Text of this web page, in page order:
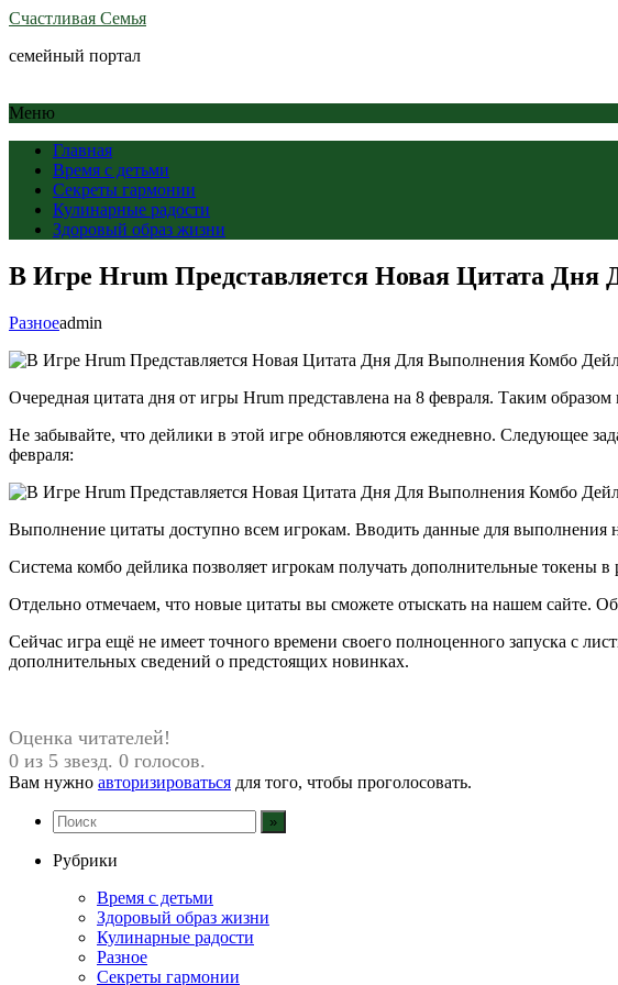
Счастливая Семья
семейный портал
Меню
Главная
Время с детьми
Секреты гармонии
Кулинарные радости
Здоровый образ жизни
В Игре Hrum Представляется Новая Цитата
Разноеadmin
Очередная цитата дня от игры Hrum представлена на 8 февраля. Таким
Не забывайте, что дейлики в этой игре обновляются ежедневно. Следующее
февраля:
Выполнение цитаты доступно всем игрокам. Вводить данные для выполнения
Система комбо дейлика позволяет игрокам получать дополнительные токены
Отдельно отмечаем, что новые цитаты вы сможете отыскать на нашем сайте.
Сейчас игра ещё не имеет точного времени своего полноценного запуска с
дополнительных сведений о предстоящих новинках.
Оценка читателей!
0 из 5 звезд. 0 голосов.
Вам нужно авторизироваться для того, чтобы проголосовать.
Рубрики
Время с детьми
Здоровый образ жизни
Кулинарные радости
Разное
Секреты гармонии